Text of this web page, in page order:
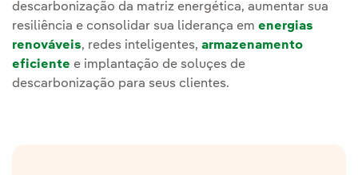
descarbonização da matriz energética, aumentar sua
resiliência e consolidar sua liderança em energias
renováveis, redes inteligentes, armazenamento
eficiente e implantação de soluçes de
descarbonização para seus clientes.